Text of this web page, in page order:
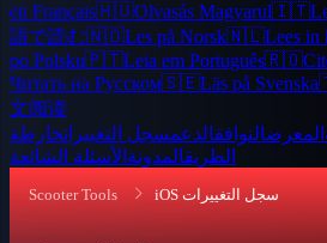
en Français🇭🇺Olvasás Magyarul🇮🇹
語で読む🇳🇴Les på Norsk🇳🇱Lees in
po Polsku🇵🇹Leia em Português🇷🇴
Читать на Русском🇸🇪Läs på Svenska
文阅读
المعرضالتوافقالدعمسجل التغييراتخارطة
الطريقالمدونة الأسئلة الشائعة
Scooter Tools iOS سجل التغييرات